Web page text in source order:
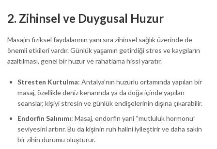
2. Zihinsel ve Duygusal Huzur
Masajın fiziksel faydalarının yanı sıra zihinsel sağlık üzerinde de
önemli etkileri vardır. Günlük yaşamın getirdiği stres ve kaygıların
azaltılması, genel bir huzur ve rahatlama hissi yaratır.
Stresten Kurtulma: Antalya’nın huzurlu ortamında yapılan bir
masaj, özellikle deniz kenarında ya da doğa içinde yapılan
seanslar, kişiyi stresin ve günlük endişelerinin dışına çıkarabilir.
Endorfin Salınımı: Masaj, endorfin yani “mutluluk hormonu”
seviyesini artırır. Bu da kişinin ruh halini iyileştirir ve daha sakin
bir zihin durumu oluşturur.